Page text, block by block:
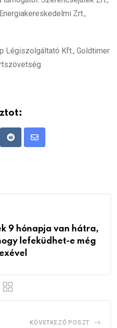
Zrt.,
Légiszolgáltató Kft., Goldtimer
RedditShare
9 hónapja van hátra,
lefeküdhet-e még
KÖVETKEZŐ POSZT